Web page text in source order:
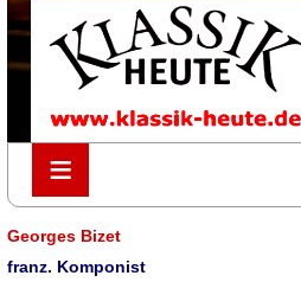
≡
≡
Georges Bizet
franz. Komponist